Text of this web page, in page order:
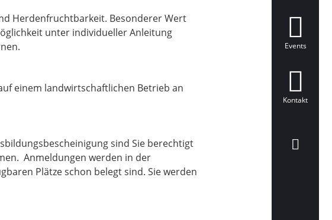
Events
Kontakt
Herdenfruchtbarkeit. Besonderer Wert
unter individueller Anleitung
einem landwirtschaftlichen Betrieb an
sind Sie berechtigt
Anmeldungen werden in der
Plätze schon belegt sind. Sie werden